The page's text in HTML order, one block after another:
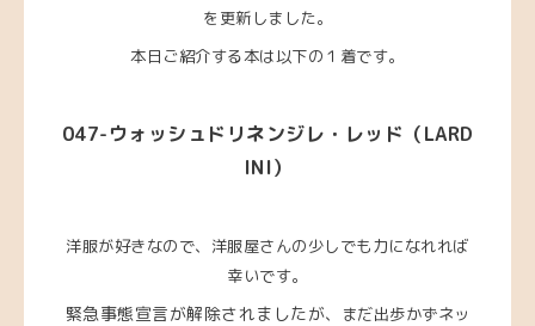
を更新しました。
本日ご紹介する本は以下の１着です。
047-ウォッシュドリネンジレ・レッド（LARD
INI）
洋服が好きなので、洋服屋さんの少しでも力になれれば
幸いです。
緊急事態宣言が解除されましたが、まだ出歩かずネッ